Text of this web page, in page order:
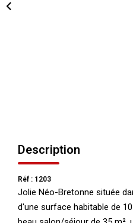
Description
Réf : 1203
Jolie Néo-Bretonne située
d'une surface habitable de